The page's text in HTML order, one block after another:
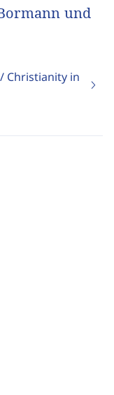
und
Christianity in